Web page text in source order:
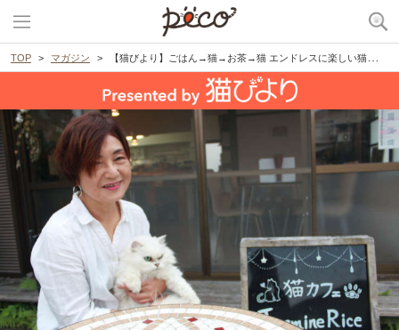
TOP マガジン 【猫びより】ごはん→猫→お茶→猫 エンドレスに楽しい猫カフェ【宮崎】（辰巳出版）